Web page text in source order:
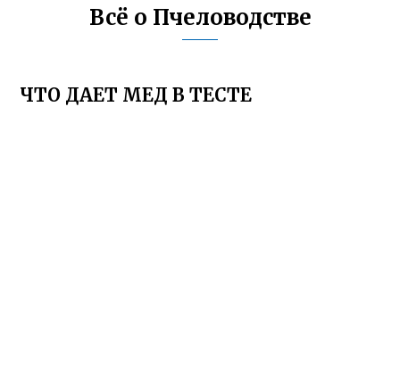
Всё о Пчеловодстве
ЧТО ДАЕТ МЕД В ТЕСТЕ